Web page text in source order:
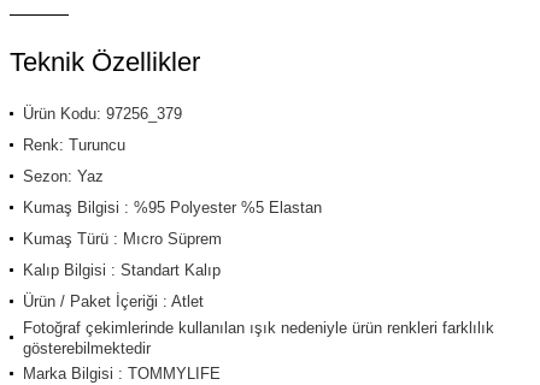
Teknik Özellikler
Ürün Kodu: 97256_379
Renk: Turuncu
Sezon: Yaz
Kumaş Bilgisi : %95 Polyester %5 Elastan
Kumaş Türü : Mıcro Süprem
Kalıp Bilgisi : Standart Kalıp
Ürün / Paket İçeriği : Atlet
Fotoğraf çekimlerinde kullanılan ışık nedeniyle ürün renkleri farklılık
gösterebilmektedir
Marka Bilgisi : TOMMYLIFE